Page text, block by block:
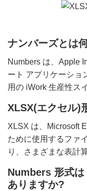
ナンバーズとは
Numbers は、Apple
ート アプリケーショ
用の iWork 生産性ス
XLSX(エクセル)
XLSX は、Microsoft
ために使用するファ
り、さまざまな表計
Numbers 形式
ありますか?